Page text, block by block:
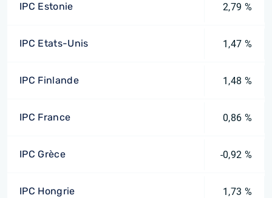
IPC Estonie 2,79 %
IPC Etats-Unis 1,47 %
IPC Finlande 1,48 %
IPC France 0,86 %
IPC Grèce -0,92 %
IPC Hongrie 1,73 %